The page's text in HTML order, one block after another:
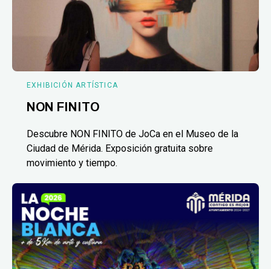
EXHIBICIÓN ARTÍSTICA
NON FINITO
Descubre NON FINITO de JoCa en el Museo de la
Ciudad de Mérida. Exposición gratuita sobre
movimiento y tiempo.